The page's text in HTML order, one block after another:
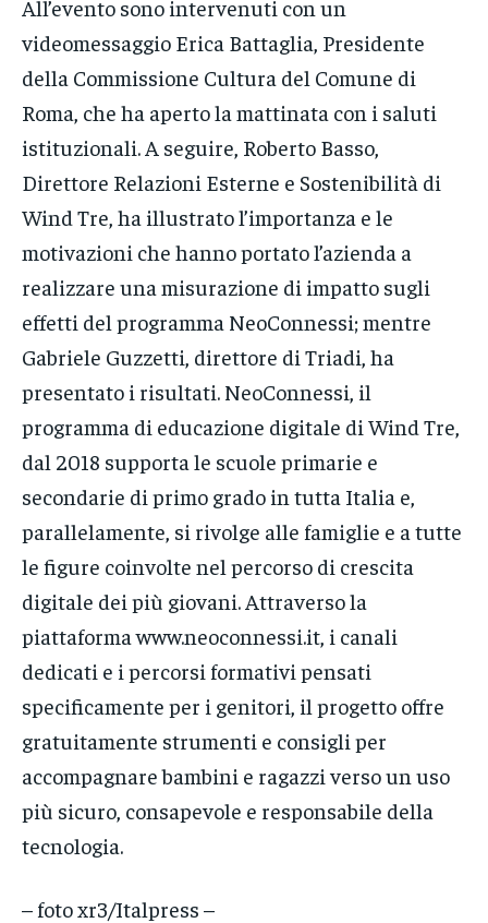
All’evento sono intervenuti con un
videomessaggio Erica Battaglia, Presidente
della Commissione Cultura del Comune di
Roma, che ha aperto la mattinata con i saluti
istituzionali. A seguire, Roberto Basso,
Direttore Relazioni Esterne e Sostenibilità di
Wind Tre, ha illustrato l’importanza e le
motivazioni che hanno portato l’azienda a
realizzare una misurazione di impatto sugli
effetti del programma NeoConnessi; mentre
Gabriele Guzzetti, direttore di Triadi, ha
presentato i risultati. NeoConnessi, il
programma di educazione digitale di Wind Tre,
dal 2018 supporta le scuole primarie e
secondarie di primo grado in tutta Italia e,
parallelamente, si rivolge alle famiglie e a tutte
le figure coinvolte nel percorso di crescita
digitale dei più giovani. Attraverso la
piattaforma www.neoconnessi.it, i canali
dedicati e i percorsi formativi pensati
specificamente per i genitori, il progetto offre
gratuitamente strumenti e consigli per
accompagnare bambini e ragazzi verso un uso
più sicuro, consapevole e responsabile della
tecnologia.
– foto xr3/Italpress –